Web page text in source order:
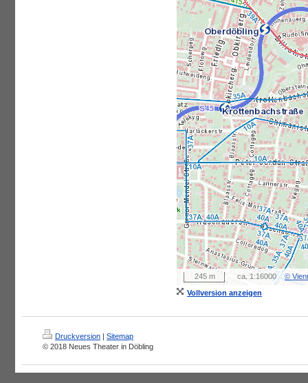
245 m ca. 1:16000
©
Vollversion anzeigen
Druckversion | Sitemap
© 2018 Neues Theater in Döbling